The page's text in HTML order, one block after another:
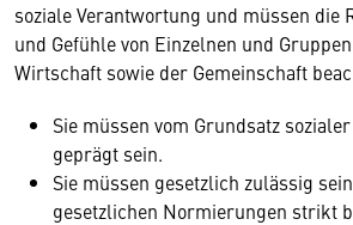
soziale Verantwortung und müssen die
und Gefühle von Einzelnen und
Wirtschaft sowie der Gemeinschaft
Sie müssen vom Grundsatz
geprägt sein.
Sie müssen gesetzlich zulässig
gesetzlichen Normierungen strikt